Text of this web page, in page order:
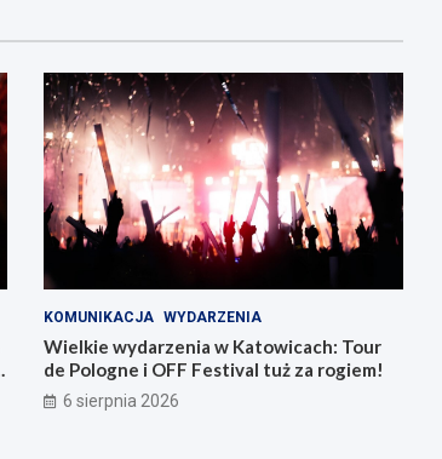
KOMUNIKACJA WYDARZENIA
Wielkie wydarzenia w Katowicach: Tour
de Pologne i OFF Festival tuż za rogiem!
6 sierpnia 2026